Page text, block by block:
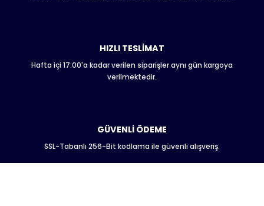
Gönder
HIZLI TESLİMAT
Hafta içi 17:00'a kadar verilen siparişler aynı gün kargoya
verilmektedir.
GÜVENLİ ÖDEME
SSL-Tabanlı 256-Bit kodlama ile güvenli alışveriş.